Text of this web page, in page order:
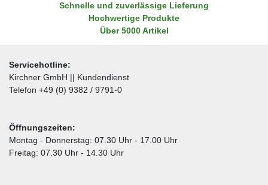
Schnelle und zuverlässige Lieferung
Hochwertige Produkte
Über 5000 Artikel
Servicehotline:
Kirchner GmbH || Kundendienst
Telefon +49 (0) 9382 / 9791-0
Öffnungszeiten:
Montag - Donnerstag: 07.30 Uhr - 17.00 Uhr
Freitag: 07.30 Uhr - 14.30 Uhr